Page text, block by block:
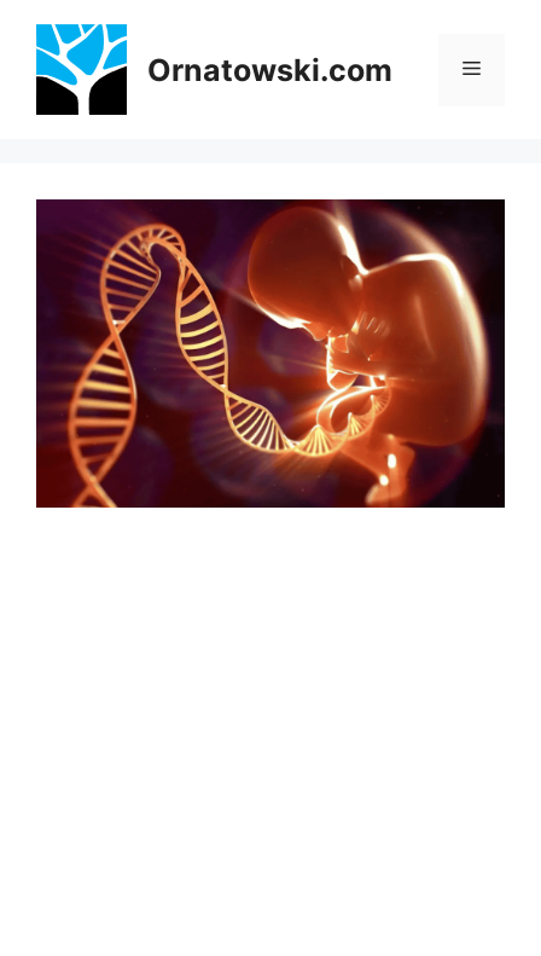
treści
Ornatowski.com Menu